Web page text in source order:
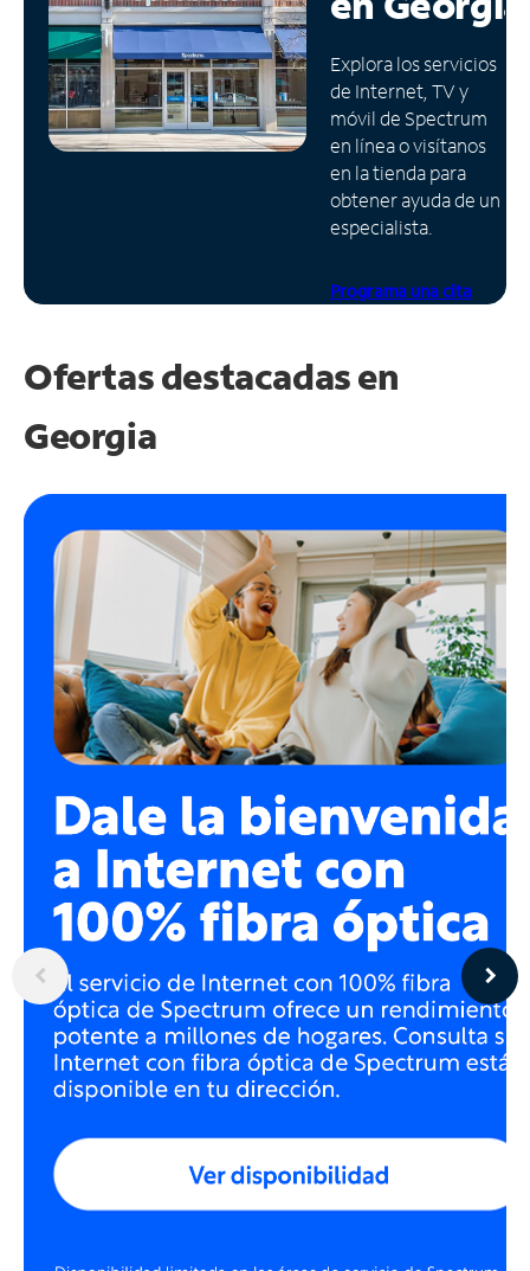
Administrar
cuenta
Encuentra
una
tienda
Explora los servicios
de Internet, TV y
móvil de Spectrum
en línea o visítanos
en la tienda para
obtener ayuda de un
especialista.
Programa una cita
Ofertas destacadas en
Georgia